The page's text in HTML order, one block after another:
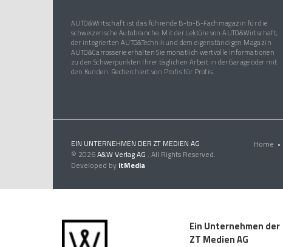
AUTO&Wirtschaft ist das führende B-to-B-Fachmagazin für die
schweizerische Autobranche. Mit der Lektüre von AUTO&Wirtschaft,
der integrierten AUTO&Technik und dem eigenständigen Magazin
AUTO&Carrosserie erhalten Sie monatlich wertvolle Informationen
zu den Schwerpunkten Ihrer täglichen Arbeit in der Garage oder mit
den Kunden. Recherchiert von Profis für Profis.
EIN UNTERNEHMEN DER ZT MEDIEN AG
© 2026A&W Verlag AG . All Rights Reserved.
Developed by itMedia
Home •
Ein Unternehmen der
ZT Medien AG